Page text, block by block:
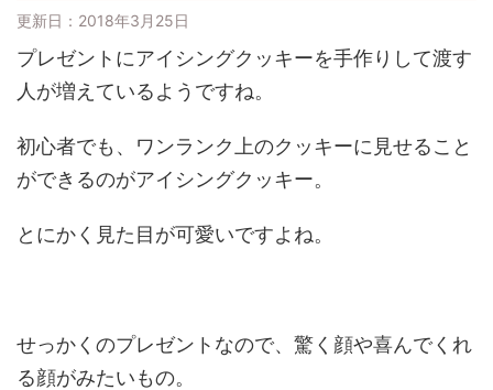
更新日： 2018年3月25日
プレゼントにアイシングクッキーを手作りして渡す
人が増えているようですね。
初心者でも、ワンランク上のクッキーに見せること
ができるのがアイシングクッキー。
とにかく見た目が可愛いですよね。
せっかくのプレゼントなので、驚く顔や喜んでくれ
る顔がみたいもの。